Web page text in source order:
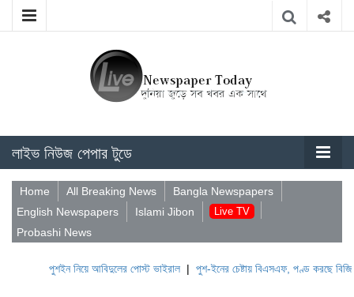
লাইভ নিউজ পেপার টুডে
Home All Breaking News
Bangla Newspapers
English Newspapers
Islami Jibon Live TV
Probashi News
পুশইন নিয়ে আবিদুলের পোস্ট ভাইরাল|পুশ-ইনের চেষ্টায় বিএসএফ, পণ্ড করছে বিজিবি|